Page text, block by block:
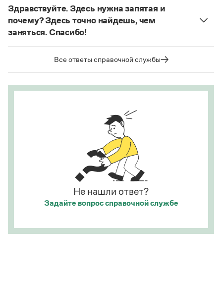
Учебник Грамоты
Правила русского языка: от азов до тонкостей
Интерактивные упражнения: от простого к сложному
Скороговорки
Издательство
(термин из справочника по пунктуации
Д. Э. Розенталя).Он готов был отдать ей всё,
что имел— сложноподчиненное местоименно-
соотносительное предложение с
соотносительным словомвсё.
Страница ответа
Здравствуйте. Здесь нужна запятая и
почему? Здесь точно найдешь, чем
заняться. Спасибо!
Запятая нужна, она отделяет части
сложноподчиненного предложения (придаточная
Все ответы справочной службы
Не нашли ответ?
Задайте вопроссправочной службе